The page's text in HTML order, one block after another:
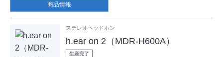
商品情報
ステレオヘッドホン
h.ear on 2（MDR-H600A）
生産完了